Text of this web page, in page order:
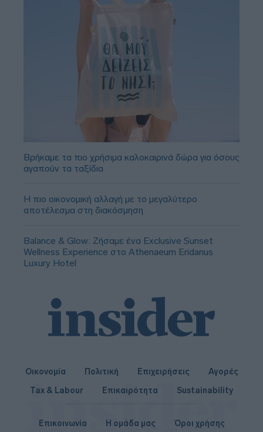
Βρήκαμε τα πιο χρήσιμα καλοκαιρινά δώρα για όσους
αγαπούν τα ταξίδια
Η πιο οικονομική αλλαγή με το μεγαλύτερο
αποτέλεσμα στη διακόσμηση
Balance & Glow: Ζήσαμε ένα Exclusive Sunset
Wellness Experience στο Athenaeum Eridanus
Luxury Hotel
Οικονομία Πολιτική Επιχειρήσεις
Αγορές
Tax & Labour
Επικαιρότητα Sustainability
Επικοινωνία Η ομάδα μας Όροι χρήσης